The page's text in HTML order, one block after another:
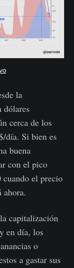
la
dólares
cerca de los
día. Si bien es
buena
con el pico
el precio
ahora.
capitalización
en día, los
o
a gastar sus